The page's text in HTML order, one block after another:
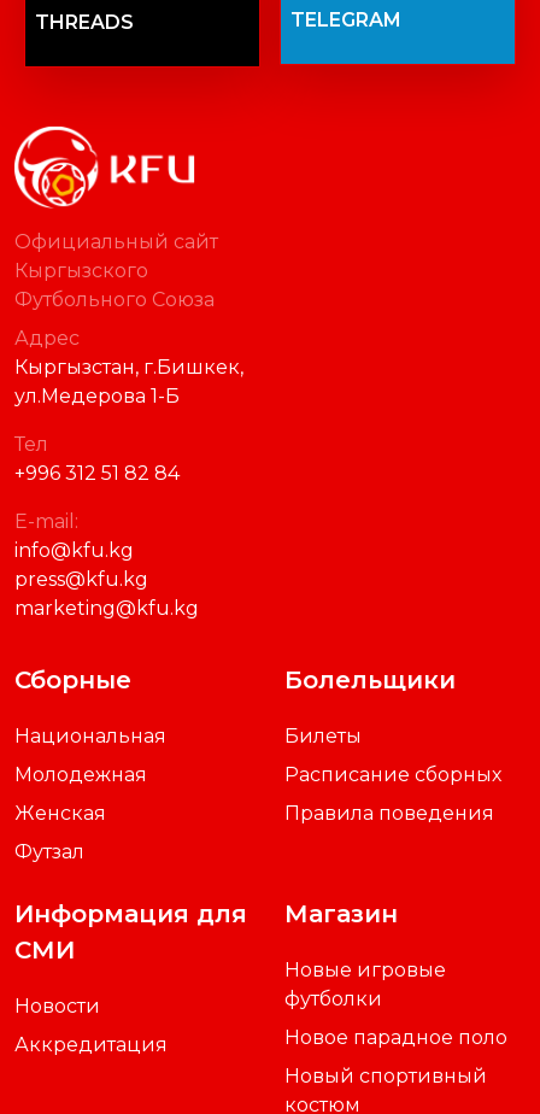
THREADS TELEGRAM
Официальный сайт
Кыргызского
Футбольного Союза
Адрес
Кыргызстан, г.Бишкек,
ул.Медерова 1-Б
Тел
+996 312 51 82 84
E-mail:
info@kfu.kg
press@kfu.kg
marketing@kfu.kg
Сборные
Национальная
Молодежная
Женская
Футзал
Болельщики
Билеты
Расписание сборных
Правила поведения
Информация для
СМИ
Новости
Аккредитация
Магазин
Новые игровые
футболки
Новое парадное поло
Новый спортивный
костюм